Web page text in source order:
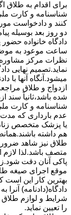
برای اقدام به طلاق
شناسنامه و کارت
کنند و دادخواست
دو روز بعد بوسیله
دادگاه خانواده
ساعت موعود به
نظرات مرکز
نماید.تصمیم نهایی
میشود.آنگاه آنها با
ازدواج و طلاق
شده باشد،ثانیاً سند
شناسنامه و کارت
عدم بارداری که
یا پزشک متخصص زنان
هم داشته
طلاق نیز شاهد
متصف باشد.لذا
پاکی آنان دقت
موقع اجرای صیغه
بهترین کار این
دادگاه(دادنامه)
شرایط و لوازم
را تعیین نماید.